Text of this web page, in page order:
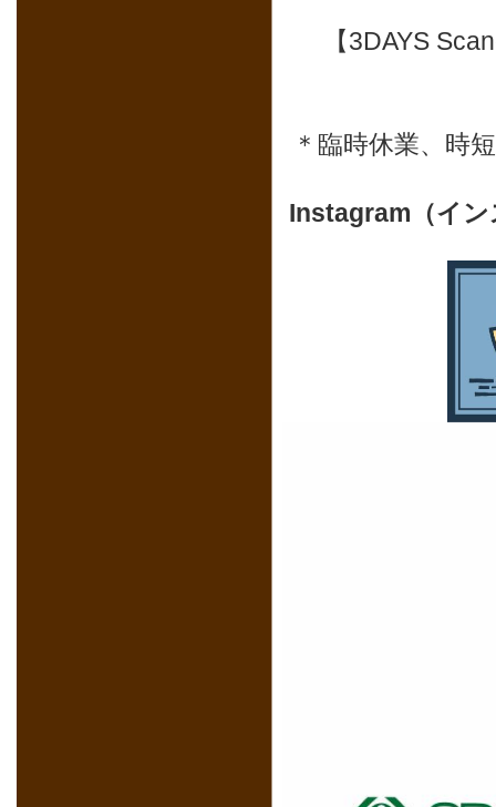
【3DAYS
＊臨時休業、時
Instagram（イ